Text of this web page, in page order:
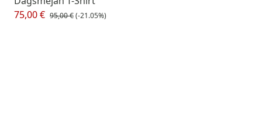
75,00 € 95,00 €(-21.05%)